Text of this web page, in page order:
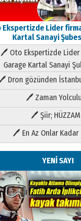
Ekspertizde Lider
Kartal Sanayi
🖊 Oto Ekspertizde
Garage Kartal Sanayi
Dron gözünden
🖊 Zaman
🖊 Şiir;
🖊 En Az Onlar Kadar
YENİ SAYI